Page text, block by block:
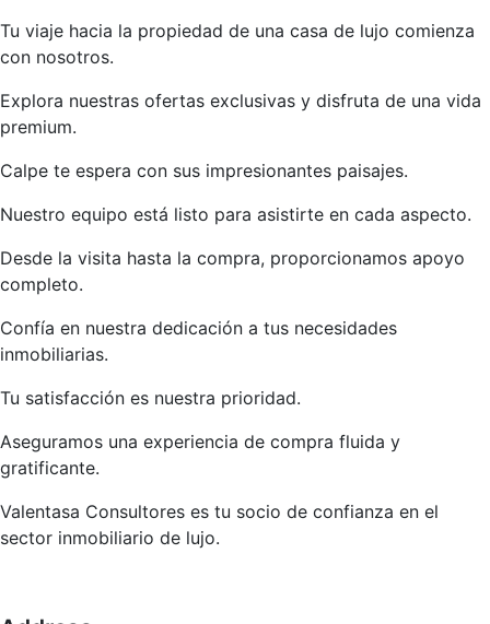
Tu viaje hacia la propiedad de una casa de lujo comienza
con nosotros.
Explora nuestras ofertas exclusivas y disfruta de una vida
premium.
Calpe te espera con sus impresionantes paisajes.
Nuestro equipo está listo para asistirte en cada aspecto.
Desde la visita hasta la compra, proporcionamos apoyo
completo.
Confía en nuestra dedicación a tus necesidades
inmobiliarias.
Tu satisfacción es nuestra prioridad.
Aseguramos una experiencia de compra fluida y
gratificante.
Valentasa Consultores es tu socio de confianza en el
sector inmobiliario de lujo.